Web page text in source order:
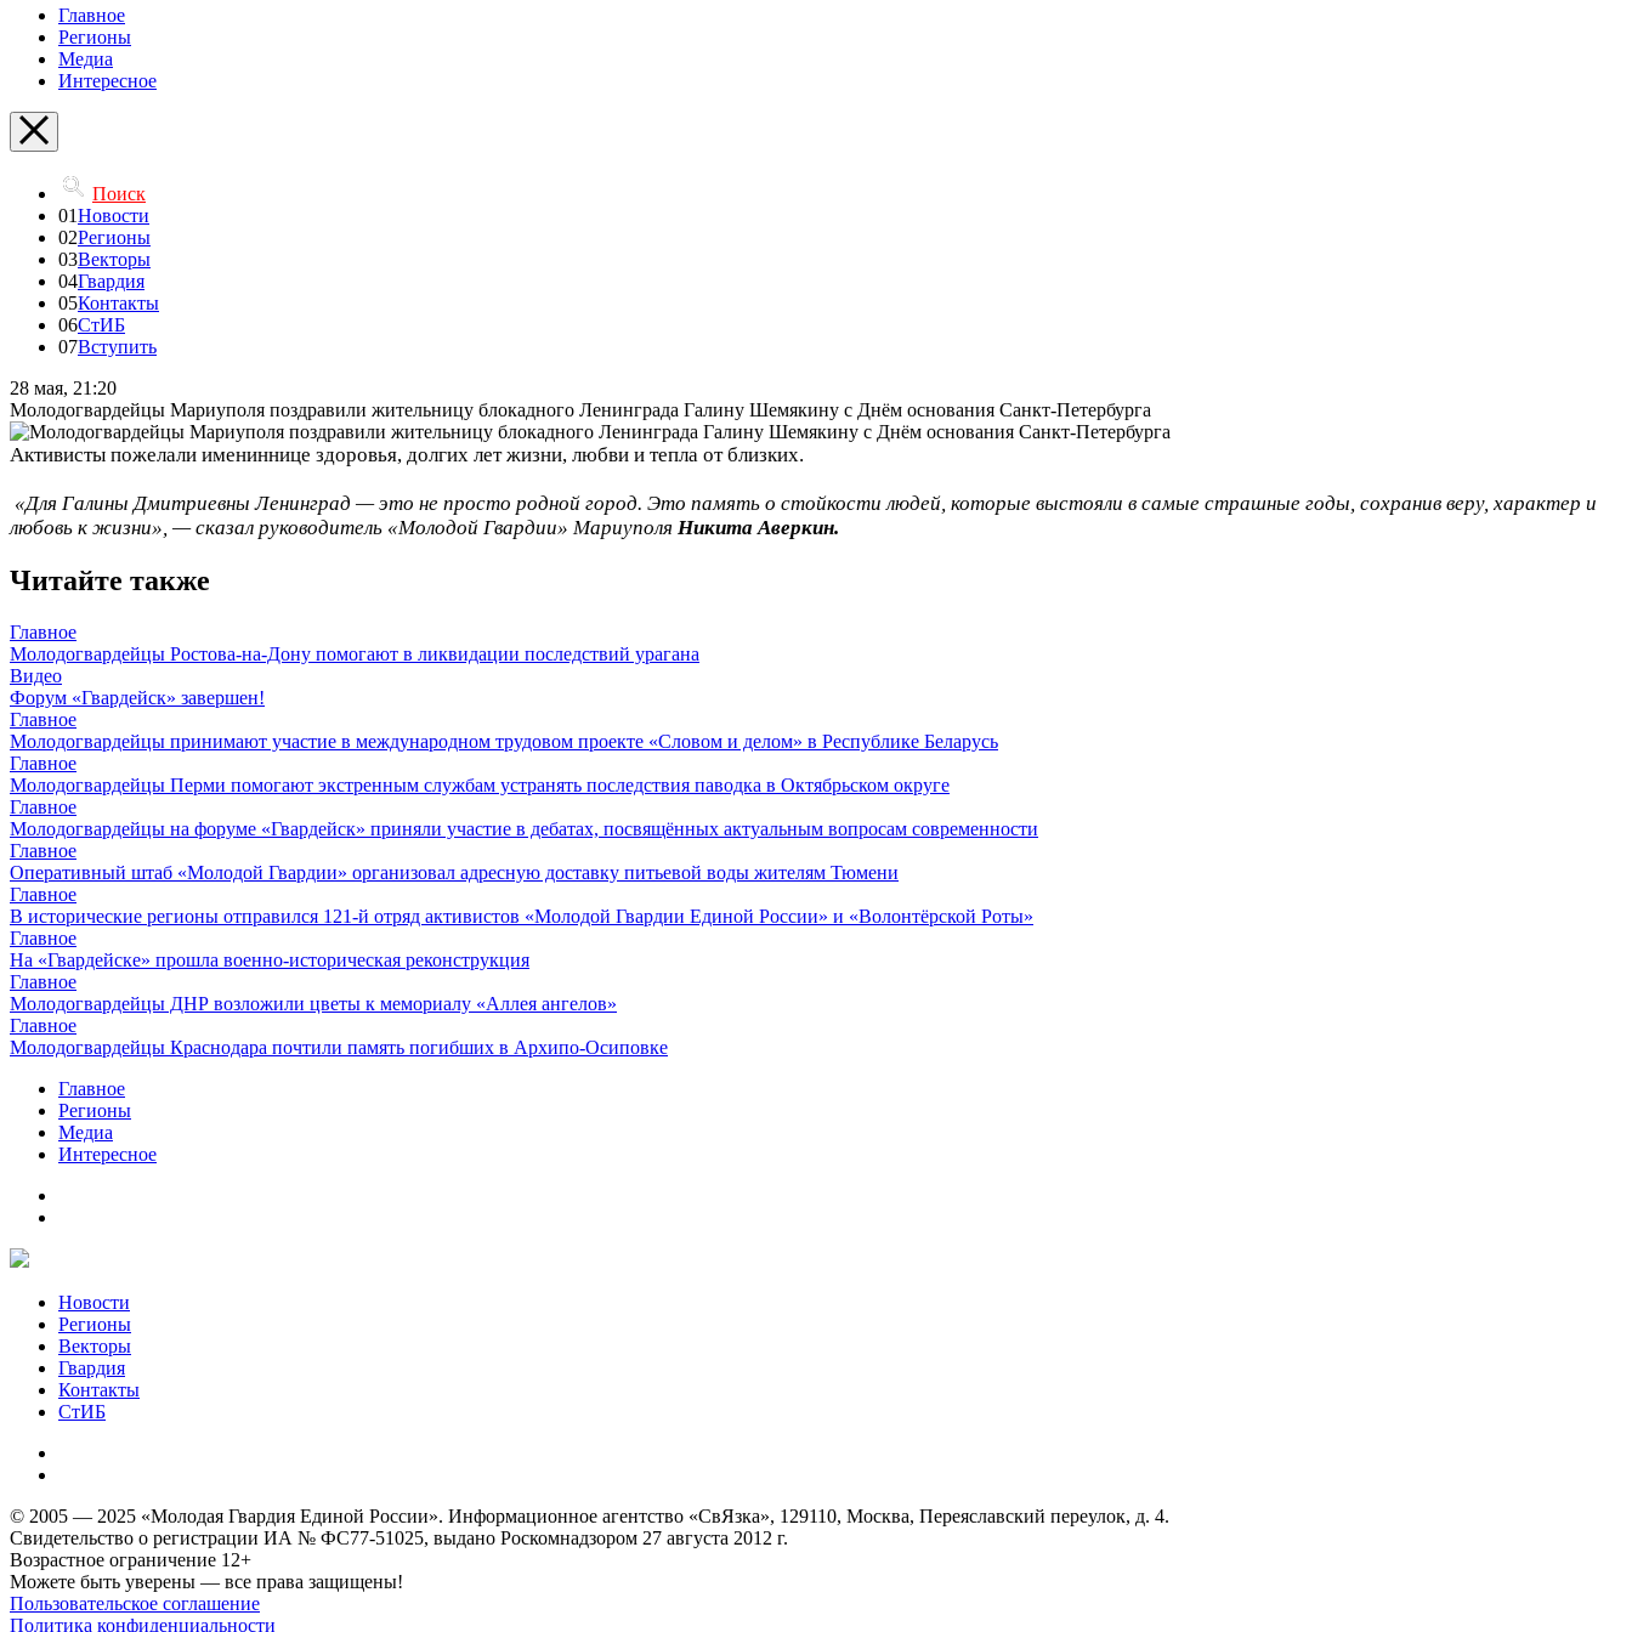
Главное
Регионы
Медиа
Интересное
Поиск
01Новости
02Регионы
03Векторы
04Гвардия
05Контакты
06СтИБ
07Вступить
28 мая, 21:20
Молодогвардейцы Мариуполя поздравили жительницу блокадного Ленинграда Галину Шемякину с Днём основания Санкт-Петербурга
Активисты пожелали имениннице здоровья, долгих лет жизни, любви и тепла от близких.
«Для Галины Дмитриевны Ленинград — это не просто родной город. Это память о стойкости людей, которые выстояли в самые страшные годы, сохранив веру, характер и
любовь к жизни», — сказал руководитель «Молодой Гвардии» Мариуполя Никита Аверкин.
Читайте также
Главное
Молодогвардейцы Ростова-на-Дону помогают в ликвидации последствий урагана
Видео
Форум «Гвардейск» завершен!
Главное
Молодогвардейцы принимают участие в международном трудовом проекте «Словом и делом» в Республике Беларусь
Главное
Молодогвардейцы Перми помогают экстренным службам устранять последствия паводка в Октябрьском округе
Главное
Молодогвардейцы на форуме «Гвардейск» приняли участие в дебатах, посвящённых актуальным вопросам современности
Главное
Оперативный штаб «Молодой Гвардии» организовал адресную доставку питьевой воды жителям Тюмени
Главное
В исторические регионы отправился 121-й отряд активистов «Молодой Гвардии Единой России» и «Волонтёрской Роты»
Главное
На «Гвардейске» прошла военно-историческая реконструкция
Главное
Молодогвардейцы ДНР возложили цветы к мемориалу «Аллея ангелов»
Главное
Молодогвардейцы Краснодара почтили память погибших в Архипо-Осиповке
Главное
Регионы
Медиа
Интересное
Новости
Регионы
Векторы
Гвардия
Контакты
СтИБ
© 2005 — 2025 «Молодая Гвардия Единой России». Информационное агентство «СвЯзка», 129110, Москва, Переяславский переулок, д. 4.
Свидетельство о регистрации ИА № ФС77-51025, выдано Роскомнадзором 27 августа 2012 г.
Возрастное ограничение 12+
Можете быть уверены — все права защищены!
Пользовательское соглашение
Политика конфиденциальности